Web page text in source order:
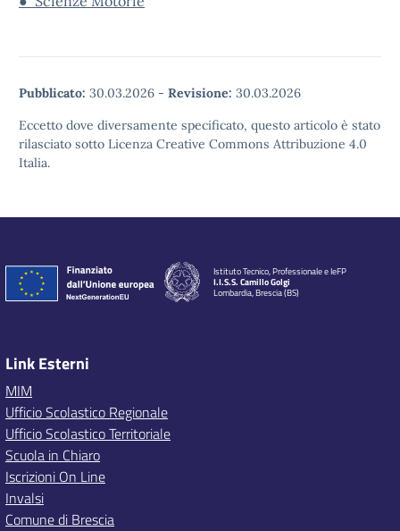
Pubblicato: 30.03.2026 - Revisione: 30.03.2026
Eccetto dove diversamente specificato, questo articolo è stato
rilasciato sotto Licenza Creative Commons Attribuzione 4.0
Italia.
Istituto Tecnico, Professionale e IeFP
I.I.S.S. Camillo Golgi
Lombardia, Brescia (BS)
Link Esterni
MIM
Ufficio Scolastico Regionale
Ufficio Scolastico Territoriale
Scuola in Chiaro
Iscrizioni On Line
Invalsi
Comune di Brescia